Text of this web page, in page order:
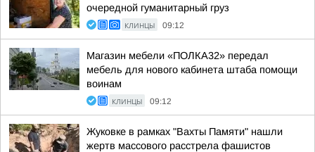
очередной гуманитарный груз
КЛИНЦЫ 09:12
Магазин мебели «ПОЛКА32» передал
мебель для нового кабинета штаба помощи
воинам
КЛИНЦЫ 09:12
Жуковке в рамках "Вахты Памяти" нашли
жертв массового расстрела фашистов